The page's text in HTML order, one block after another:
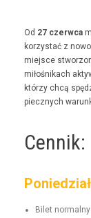
Od 27 czer­w­ca
korzys­tać z
miejsce
miłośnikach
którzy chcą
piecznych
Cennik:
Bilet